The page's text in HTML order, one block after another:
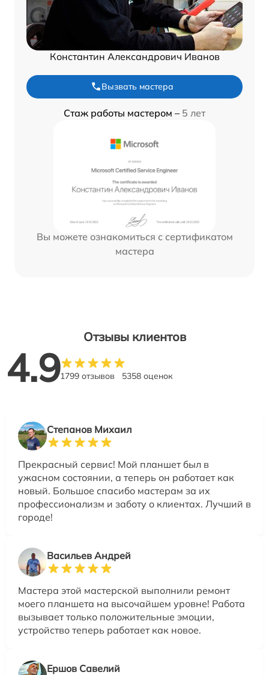
Константин Александрович Иванов
Вызвать мастера
Стаж работы мастером – 5 лет
Вы можете ознакомиться с сертификатом
мастера
Отзывы клиентов
4.91799 отзывов 5358 оценок
Степанов Михаил
Прекрасный сервис! Мой планшет был в
ужасном состоянии, а теперь он работает как
новый. Большое спасибо мастерам за их
профессионализм и заботу о клиентах. Лучший в
городе!
Васильев Андрей
Мастера этой мастерской выполнили ремонт
моего планшета на высочайшем уровне! Работа
вызывает только положительные эмоции,
устройство теперь работает как новое.
Ершов Савелий